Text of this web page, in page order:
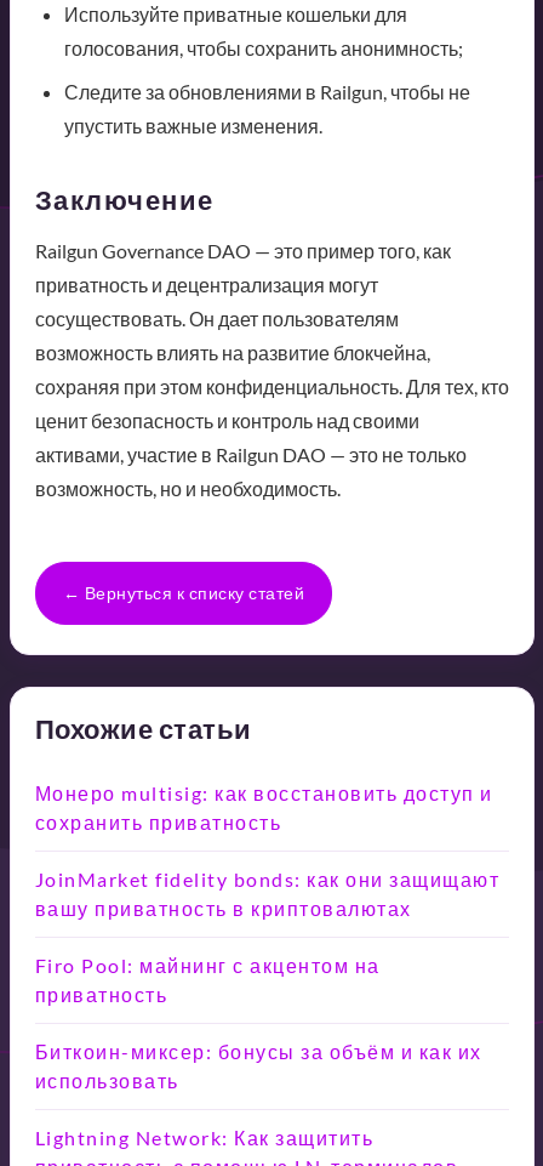
Используйте приватные кошельки для
голосования, чтобы сохранить анонимность;
Следите за обновлениями в Railgun, чтобы не
упустить важные изменения.
Заключение
Railgun Governance DAO — это пример того, как
приватность и децентрализация могут
сосуществовать. Он дает пользователям
возможность влиять на развитие блокчейна,
сохраняя при этом конфиденциальность. Для тех, кто
ценит безопасность и контроль над своими
активами, участие в Railgun DAO — это не только
возможность, но и необходимость.
← Вернуться к списку статей
Похожие статьи
Монеро multisig: как восстановить доступ и
сохранить приватность
JoinMarket fidelity bonds: как они защищают
вашу приватность в криптовалютах
Firo Pool: майнинг с акцентом на
приватность
Биткоин-миксер: бонусы за объём и как их
использовать
Lightning Network: Как защитить